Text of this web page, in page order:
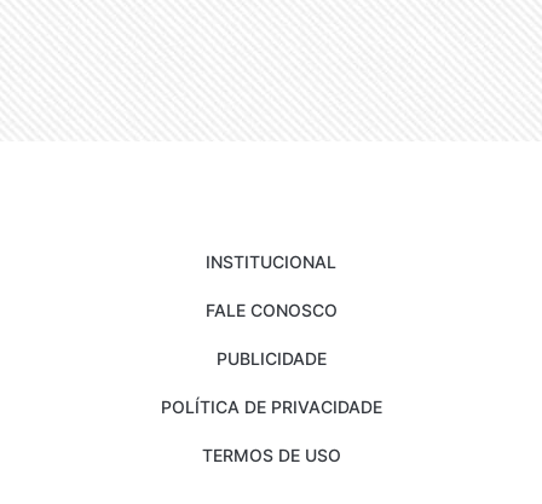
INSTITUCIONAL
FALE CONOSCO
PUBLICIDADE
POLÍTICA DE PRIVACIDADE
TERMOS DE USO